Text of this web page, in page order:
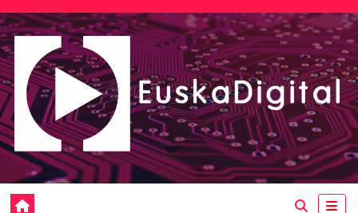
Saltar
al
contenido